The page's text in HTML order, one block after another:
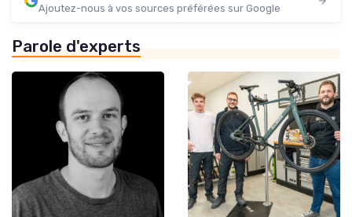
Ajoutez-nous à vos sources préférées sur Google
Parole d'experts